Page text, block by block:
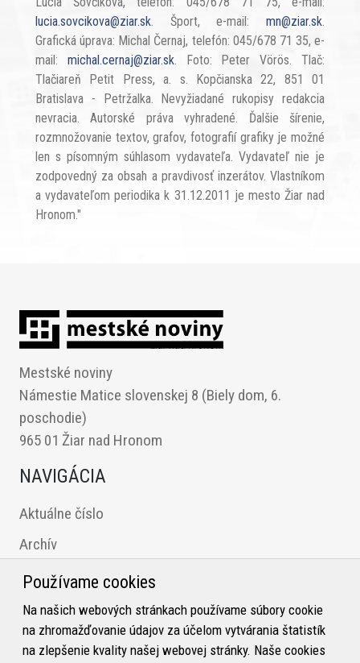
lucia.sovcikova@ziar.sk . Šport, e-mail: mn@ziar.sk
Grafická úprava: Michal Černaj, telefón: 045/678 71 35, e-
mail: michal.cernaj@ziar.sk . Foto: Peter Vörös. Tlač:
Tlačiareň Petit Press, a. s. Kopčianska 22, 851 01
Bratislava - Petržalka. Nevyžiadané rukopisy redakcia
nevracia. Autorské práva vyhradené. Ďalšie šírenie,
rozmnožovanie textov, grafov, fotografií grafiky je možné
len s písomným súhlasom vydavateľa. Vydavateľ nie je
zodpovedný za obsah a pravdivosť inzerátov. Vlastníkom
a vydavateľom periodika k 31.12.2011 je mesto Žiar nad
Hronom."
Používame cookies
Na našich webových stránkach používame súbory cookie
na zhromažďovanie údajov za účelom vytvárania štatistík
na zlepšenie kvality našej webovej stránky. Naše cookies
Mestské noviny
Námestie Matice slovenskej 8 (Biely dom, 6.
poschodie)
965 01 Žiar nad Hronom
NAVIGÁCIA
Aktuálne číslo
Archív
Inzercia
Redakcia MN
KONTAKT